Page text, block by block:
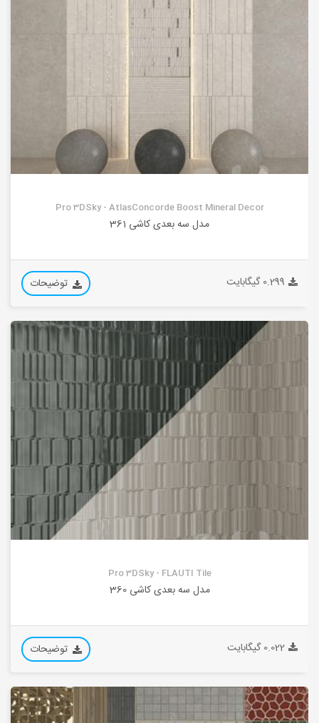
Pro 3DSky - AtlasConcorde Boost Mineral Decor
مدل سه بعدی کاشی 361
0.299 گیگابایت توضیحات
Pro 3DSky - FLAUTI Tile
مدل سه بعدی کاشی 360
0.022 گیگابایت توضیحات